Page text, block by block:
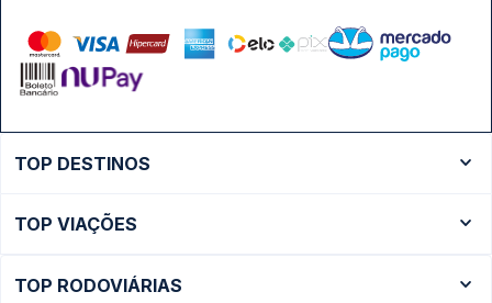
TOP DESTINOS
Ônibus São Paulo
TOP VIAÇÕES
TOP RODOVIÁRIAS